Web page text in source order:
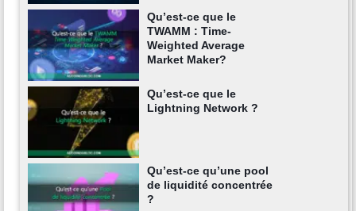
Qu’est-ce que le
TWAMM : Time-
Weighted Average
Market Maker?
Qu’est-ce que le
Lightning Network ?
Qu’est-ce qu’une pool
de liquidité concentrée
?